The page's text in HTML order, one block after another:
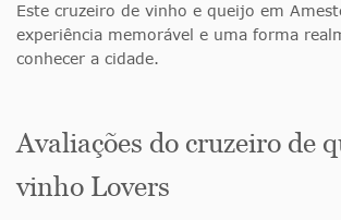
Este cruzeiro de vinho e queijo em
experiência memorável e uma forma
conhecer a cidade.
Avaliações do cruzeiro de
vinho Lovers